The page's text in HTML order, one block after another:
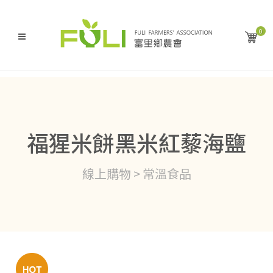
0
福猩米餅黑米紅藜海鹽
線上購物 > 常溫食品